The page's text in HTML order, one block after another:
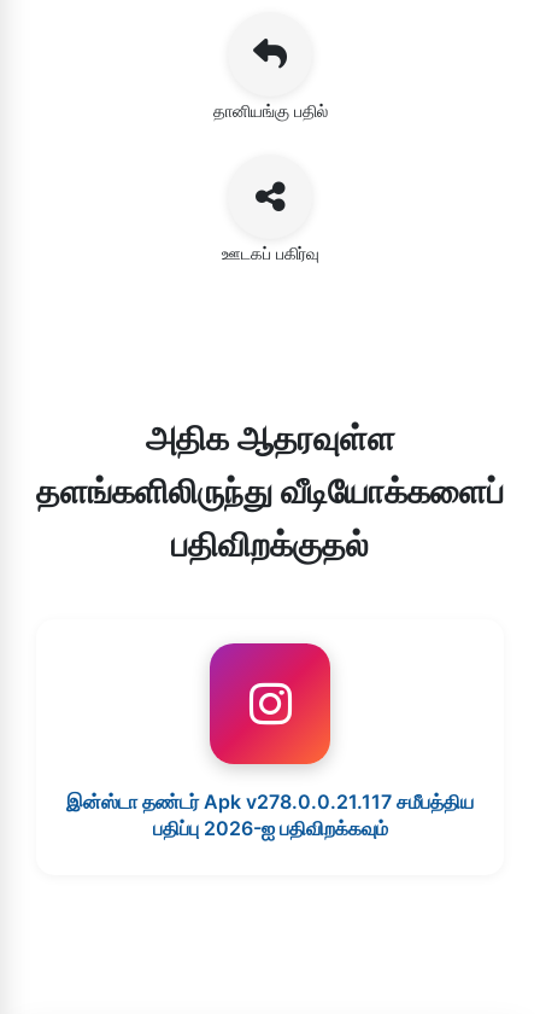
தானியங்கு பதில்
ஊடகப் பகிர்வு
அதிக ஆதரவுள்ள
தளங்களிலிருந்து வீடியோக்களைப்
பதிவிறக்குதல்
இன்ஸ்டா தண்டர் Apk v278.0.0.21.117 சமீபத்திய
பதிப்பு 2026-ஐ பதிவிறக்கவும்